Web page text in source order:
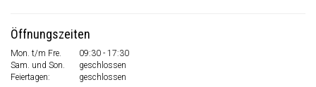
Öffnungszeiten
Mon. t/m Fre.
09:30 - 17:30
Sam. und Son.
geschlossen
Feiertagen:
geschlossen